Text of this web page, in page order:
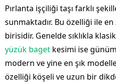
Pırlanta işçiliği taşı farklı
sunmaktadır. Bu özelliği ile
birisidir. Genelde sıklıkla
yüzük baget kesimi ise
modern ve yine en şık
özelliği köşeli ve uzun bir